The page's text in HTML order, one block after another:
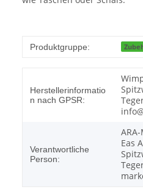
Produktgruppe:
Herstellerinformatio
n nach GPSR:
Verantwortliche
Person:
Eas